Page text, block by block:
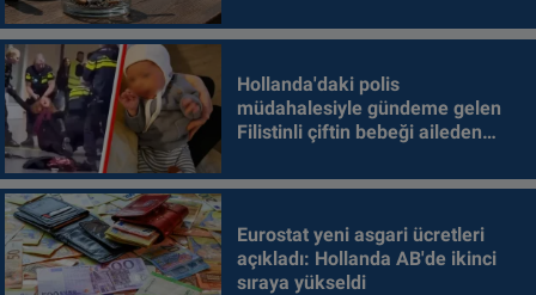
Hollanda'daki polis
müdahalesiyle gündeme gelen
Filistinli çiftin bebeği aileden
Eurostat yeni asgari ücretleri
açıkladı: Hollanda AB'de ikinci
sıraya yükseldi